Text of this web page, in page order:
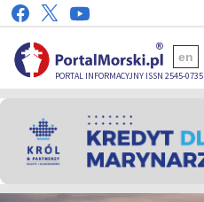
PORTAL INFORMACYJNY ISSN 2545-0735
en